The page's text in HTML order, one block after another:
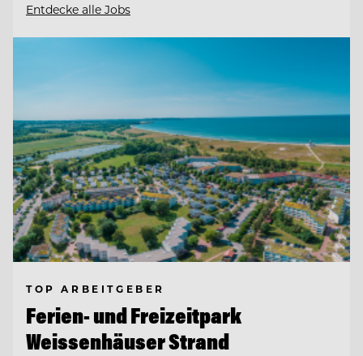
Entdecke alle Jobs
TOP ARBEITGEBER
Ferien- und Freizeitpark
Weissenhäuser Strand